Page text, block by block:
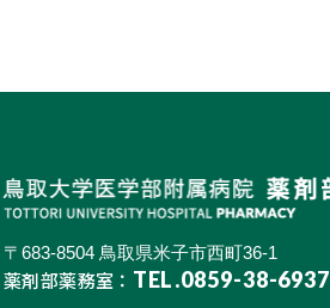
〒683-8504 鳥取県米子市西町36-1
薬剤部薬務室： TEL.0859-38-6937